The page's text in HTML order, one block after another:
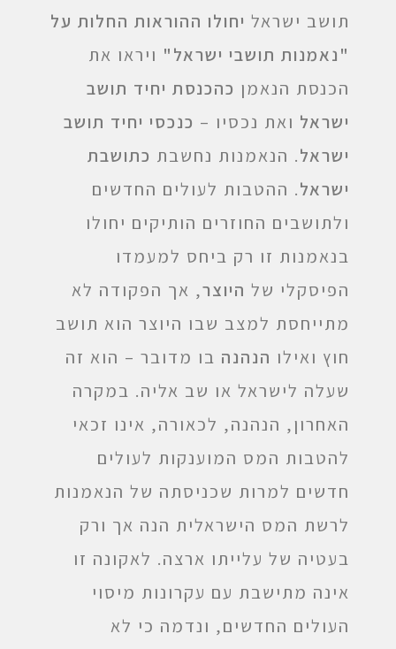
תושב ישראל יחולו ההוראות החלות על
"נאמנות תושבי ישראל" ויראו את
הכנסת הנאמן כהכנסת יחיד תושב
ישראל ואת נכסיו – כנכסי יחיד תושב
ישראל. הנאמנות נחשבת כתושבת
ישראל. ההטבות לעולים החדשים
ולתושבים החוזרים הותיקים יחולו
בנאמנות זו רק ביחס למעמדו
הפיסקלי של היוצר, אך הפקודה לא
מתייחסת למצב שבו היוצר הוא תושב
חוץ ואילו הנהנה בו מדובר – הוא זה
שעלה לישראל או שב אליה. במקרה
האחרון, הנהנה, לכאורה, אינו זכאי
להטבות המס המוענקות לעולים
חדשים למרות שכניסתה של הנאמנות
לרשת המס הישראלית הנה אך ורק
בעטיה של עלייתו ארצה. לאקונה זו
אינה מתישבת עם עקרונות מיסוי
העולים החדשים, ונדמה כי לא